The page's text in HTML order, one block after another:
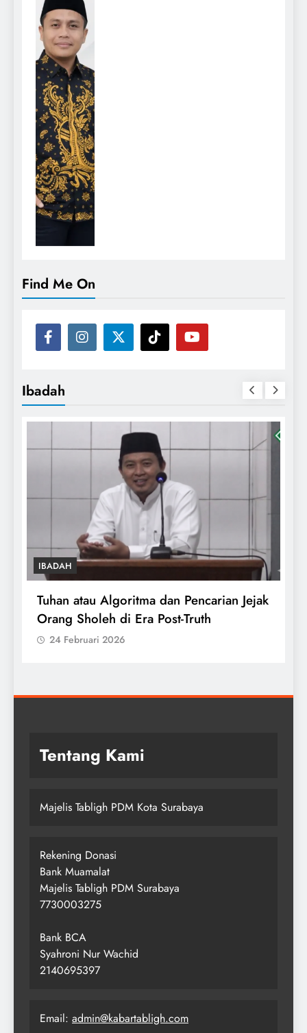
Find Me On
Ibadah
atau Algoritma dan Pencarian Jejak
Sholeh di Era Post-Truth
24 Februari 2026
IBADAH
Tata
Tentang Kami
Majelis Tabligh PDM Kota Surabaya
Rekening Donasi
Bank Muamalat
Majelis Tabligh PDM Surabaya
7730003275
Bank BCA
Syahroni Nur Wachid
2140695397
Email: admin@kabartabligh.com